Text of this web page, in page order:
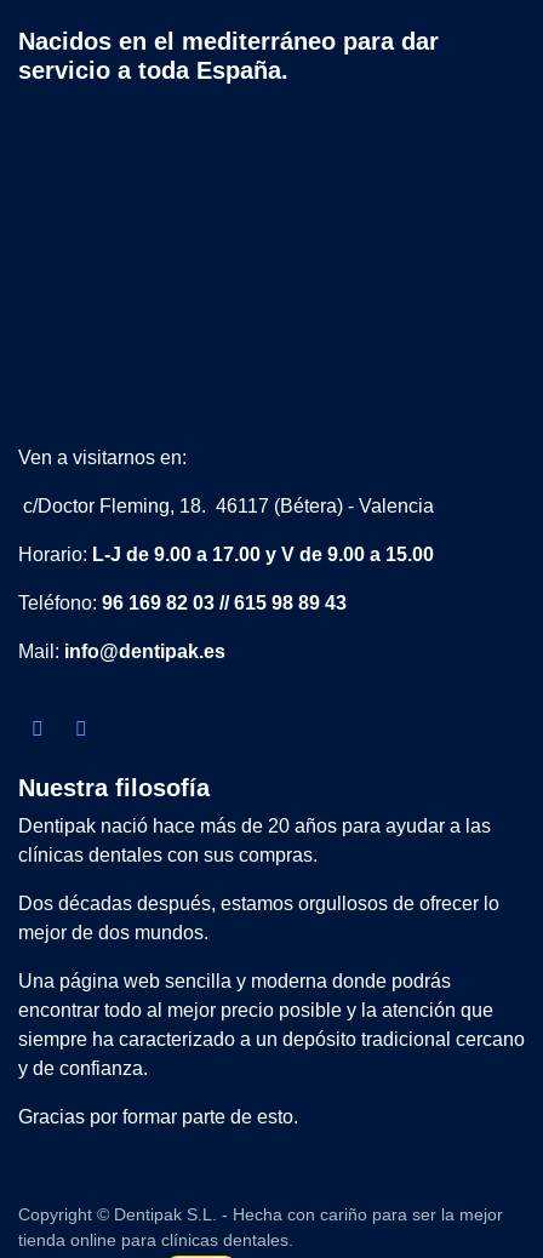
Nacidos en el mediterráneo para dar
servicio a toda España.
Ven a visitarnos en:
c/Doctor Fleming, 18. 46117 (Bétera) - Valencia
Horario: L-J de 9.00 a 17.00 y V de 9.00 a 15.00
Teléfono: 96 169 82 03 // 615 98 89 43
Mail: info@dentipak.es
Nuestra filosofía
Dentipak nació hace más de 20 años para ayudar a las
clínicas dentales con sus compras.
Dos décadas después, estamos orgullosos de ofrecer lo
mejor de dos mundos.
Una página web sencilla y moderna donde podrás
encontrar todo al mejor precio posible y la atención que
siempre ha caracterizado a un depósito tradicional cercano
y de confianza.
Gracias por formar parte de esto.
Copyright © Dentipak S.L. - Hecha con cariño para ser la mejor
tienda online para clínicas dentales.